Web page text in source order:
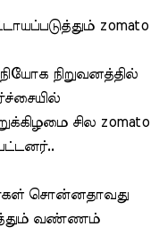
zomato
நிறுவனத்தில்
சில zomato
சொன்னதாவது
வண்ணம்